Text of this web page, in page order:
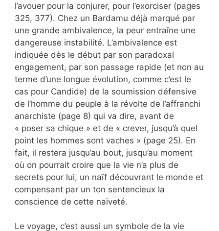
l’avouer pour la conjurer, pour l’exorciser (pages
325, 377). Chez un Bardamu déjà marqué par
une grande ambivalence, la peur entraîne une
dangereuse instabilité. L’ambivalence est
indiquée dès le début par son paradoxal
engagement, par son passage rapide (et non au
terme d’une longue évolution, comme c’est le
cas pour Candide) de la soumission défensive
de l’homme du peuple à la révolte de l’affranchi
anarchiste (page 8) qui va dire, avant de
« poser sa chique » et de « crever, jusqu’à quel
point les hommes sont vaches » (page 25). En
fait, il restera jusqu’au bout, jusqu’au moment
où on pourrait croire que la vie n’a plus de
secrets pour lui, un naïf découvrant le monde et
compensant par un ton sentencieux la
conscience de cette naïveté.
Le voyage, c’est aussi un symbole de la vie